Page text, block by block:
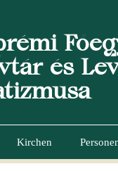
és
Kirchen